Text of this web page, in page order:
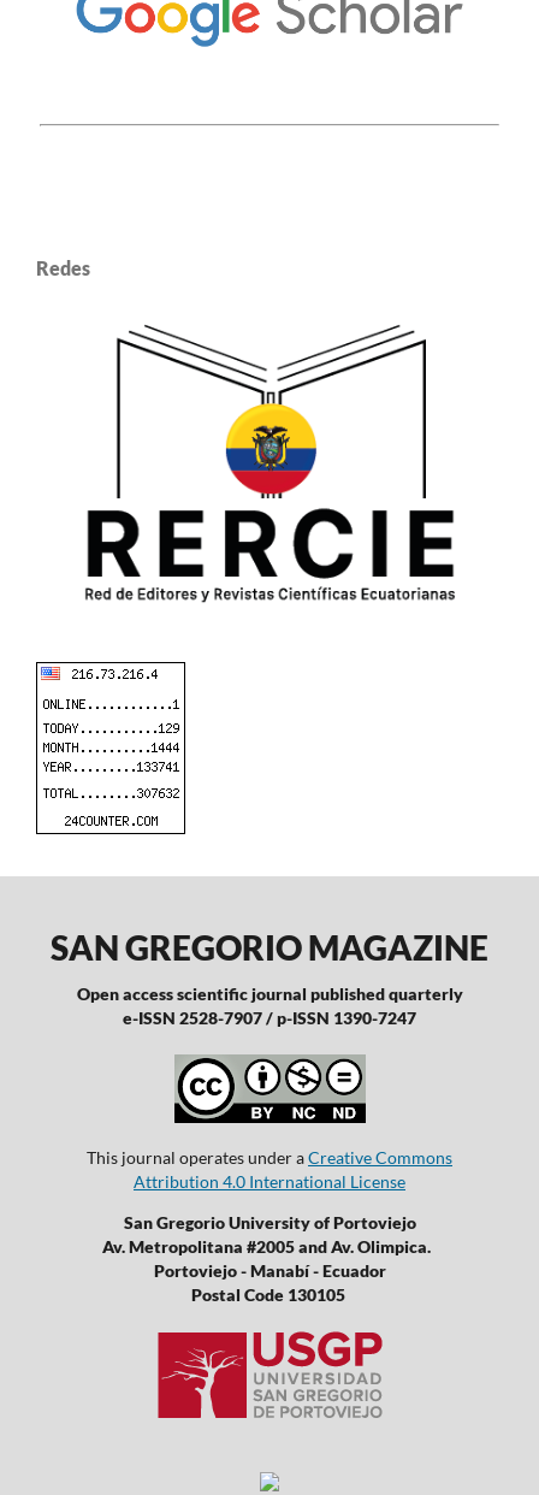
Redes
SAN GREGORIO MAGAZINE
Open access scientific journal published quarterly
e-ISSN 2528-7907 / p-ISSN 1390-7247
This journal operates under aCreative Commons
Attribution 4.0 International License
San Gregorio University of Portoviejo
Av. Metropolitana #2005 and Av. Olimpica.
Portoviejo - Manabí - Ecuador
Postal Code 130105